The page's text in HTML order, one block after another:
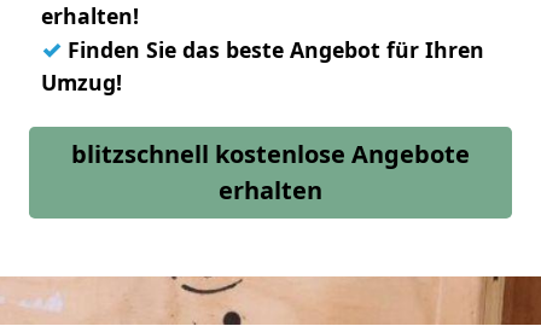
erhalten!
✓ Finden Sie das beste Angebot für Ihren
Umzug!
blitzschnell kostenlose Angebote
erhalten